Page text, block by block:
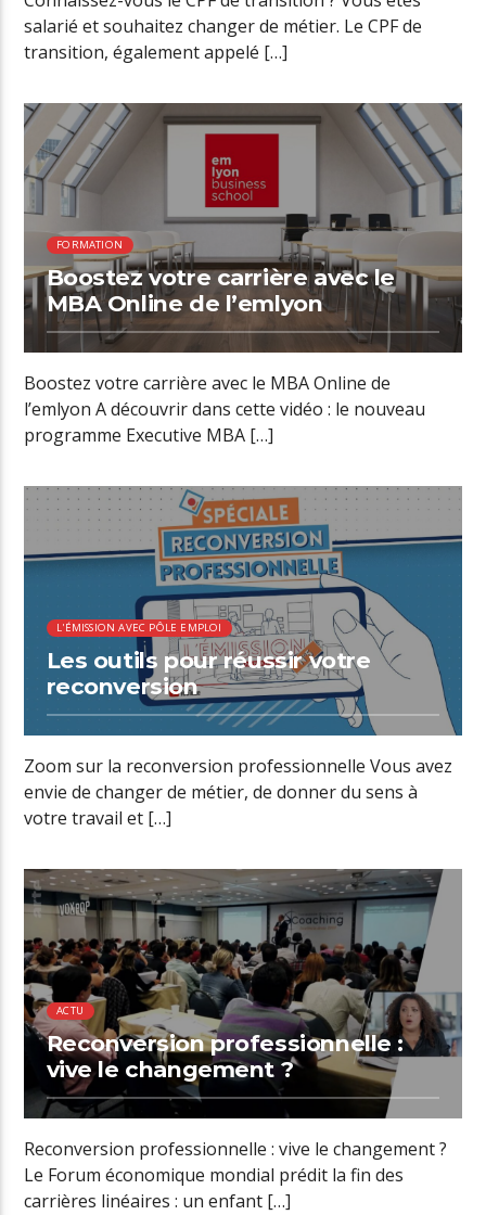
salarié et souhaitez changer de métier. Le CPF de
transition, également appelé […]
01:21 READ TIME
FORMATION
Boostez votre carrière avec le
MBA Online de l’emlyon
Boostez votre carrière avec le MBA Online de
l’emlyon A découvrir dans cette vidéo : le nouveau
programme Executive MBA […]
00:11 READ TIME
L'ÉMISSION AVEC PÔLE EMPLOI
Les outils pour réussir votre
reconversion
Zoom sur la reconversion professionnelle Vous avez
envie de changer de métier, de donner du sens à
votre travail et […]
00:29 READ TIME
ACTU
Reconversion professionnelle :
vive le changement ?
Reconversion professionnelle : vive le changement ?
Le Forum économique mondial prédit la fin des
carrières linéaires : un enfant […]